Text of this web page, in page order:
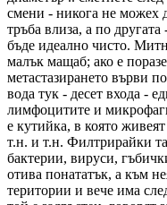
смени - никога не можех
тръба влиза, а по другата
бъде идеално чисто.
малък мащаб; ако е
метастазирането върви
вода тук - десет входа -
лимфоцитите и
е кутийка, в която
т.н. и т.н. Филтрирайки
бактерии, вируси,
отива понататък, а към
територии и вече има